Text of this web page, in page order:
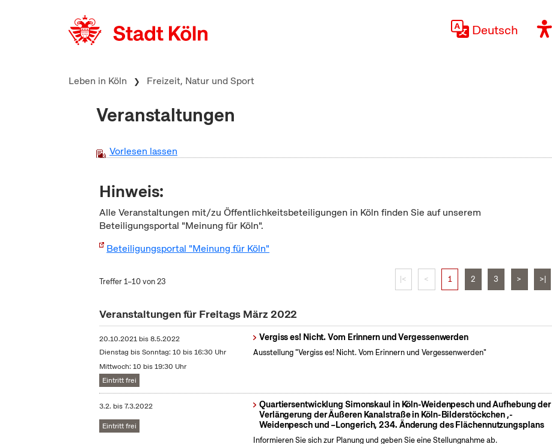
Deutsch
Leben in Köln Freizeit, Natur und Sport
Veranstaltungen
Vorlesen lassen
Hinweis:
Alle Veranstaltungen mit/zu Öffentlichkeitsbeteiligungen in Köln finden Sie auf unserem
Beteiligungsportal "Meinung für Köln".
Beteiligungsportal "Meinung für Köln"
Treffer 1–10 von 23 |< < 1 2 3 > >|
Veranstaltungen für Freitags März 2022
20.10.2021 bis8.5.2022
Dienstag bis Sonntag: 10 bis 16:30 Uhr
Mittwoch: 10 bis 19:30 Uhr
Eintritt frei
Vergiss es! Nicht. Vom Erinnern und Vergessenwerden
Ausstellung "Vergiss es! Nicht. Vom Erinnern und Vergessenwerden"
3.2. bis7.3.2022
Eintritt frei
Quartiersentwicklung Simonskaul in Köln-Weidenpesch und Aufhebung der
Verlängerung der Äußeren Kanalstraße in Köln-Bilderstöckchen ,-
Weidenpesch und –Longerich, 234. Änderung des Flächennutzungsplans
Informieren Sie sich zur Planung und geben Sie eine Stellungnahme ab.